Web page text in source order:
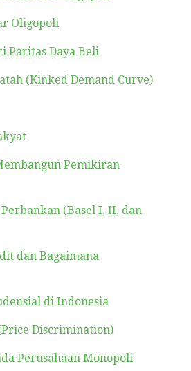
Oligopoli
Paritas Daya Beli
(Kinked Demand Curve)
Pemikiran
(Basel I, II, dan
dan Bagaimana
di Indonesia
Discrimination)
Perusahaan Monopoli